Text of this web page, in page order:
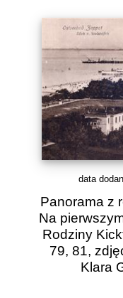
data
Panorama z
Na
Rodziny
79, 81,
Klara